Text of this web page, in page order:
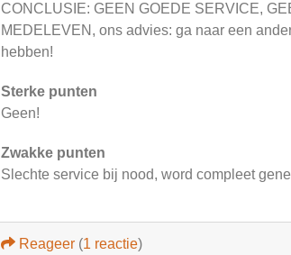
CONCLUSIE: GEEN GOEDE SERVICE,
MEDELEVEN, ons advies: ga naar een
hebben!
Sterke punten
Geen!
Zwakke punten
Slechte service bij nood, word compleet
Reageer (1 reactie)